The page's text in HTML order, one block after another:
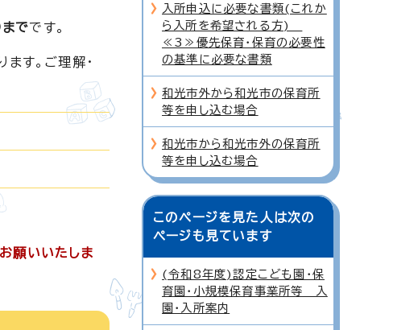
でです。
ます。ご理解・
願いいたしま
入所申込に必要な書類(これか
ら入所を希望される方)
≪3≫優先保育・保育の必要性
の基準に必要な書類
和光市外から和光市の保育所
等を申し込む場合
和光市から和光市外の保育所
等を申し込む場合
このページを見た人は次の
ページも見ています
(令和8年度)認定こども園・保
育園・小規模保育事業所等 入
園・入所案内